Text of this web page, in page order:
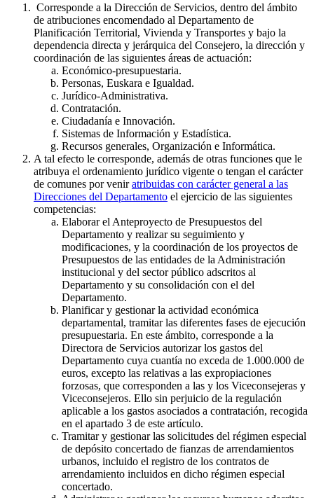
Corresponde a la Dirección de Servicios, dentro del ámbito
de atribuciones encomendado al Departamento de
Planificación Territorial, Vivienda y Transportes y bajo la
dependencia directa y jerárquica del Consejero, la dirección y
coordinación de las siguientes áreas de actuación:
Económico-presupuestaria.
Personas, Euskara e Igualdad.
Jurídico-Administrativa.
Contratación.
Ciudadanía e Innovación.
Sistemas de Información y Estadística.
Recursos generales, Organización e Informática.
A tal efecto le corresponde, además de otras funciones que le
atribuya el ordenamiento jurídico vigente o tengan el carácter
de comunes por veniratribuidas con carácter general a las
Direcciones del Departamento el ejercicio de las siguientes
competencias:
Elaborar el Anteproyecto de Presupuestos del
Departamento y realizar su seguimiento y
modificaciones, y la coordinación de los proyectos de
Presupuestos de las entidades de la Administración
institucional y del sector público adscritos al
Departamento y su consolidación con el del
Departamento.
Planificar y gestionar la actividad económica
departamental, tramitar las diferentes fases de ejecución
presupuestaria. En este ámbito, corresponde a la
Directora de Servicios autorizar los gastos del
Departamento cuya cuantía no exceda de 1.000.000 de
euros, excepto las relativas a las expropiaciones
forzosas, que corresponden a las y los Viceconsejeras y
Viceconsejeros. Ello sin perjuicio de la regulación
aplicable a los gastos asociados a contratación, recogida
en el apartado 3 de este artículo.
Tramitar y gestionar las solicitudes del régimen especial
de depósito concertado de fianzas de arrendamientos
urbanos, incluido el registro de los contratos de
arrendamiento incluidos en dicho régimen especial
concertado.